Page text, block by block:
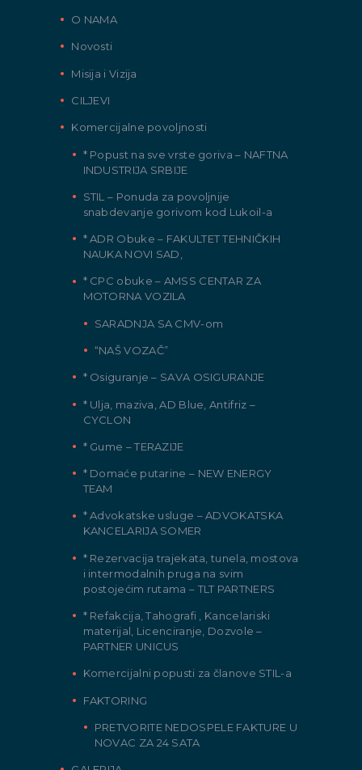
O NAMA
Novosti
Misija i Vizija
CILJEVI
Komercijalne povoljnosti
* Popust na sve vrste goriva – NAFTNA
INDUSTRIJA SRBIJE
STIL – Ponuda za povoljnije
snabdevanje gorivom kod Lukoil-a
* ADR Obuke – FAKULTET TEHNIČKIH
NAUKA NOVI SAD,
* CPC obuke – AMSS CENTAR ZA
MOTORNA VOZILA
SARADNJA SA CMV-om
“NAŠ VOZAČ”
* Osiguranje – SAVA OSIGURANJE
* Ulja, maziva, AD Blue, Antifriz –
CYCLON
* Gume – TERAZIJE
* Domaće putarine – NEW ENERGY
TEAM
* Advokatske usluge – ADVOKATSKA
KANCELARIJA SOMER
* Rezervacija trajekata, tunela, mostova
i intermodalnih pruga na svim
postojećim rutama – TLT PARTNERS
* Refakcija, Tahografi , Kancelariski
materijal, Licenciranje, Dozvole –
PARTNER UNICUS
Komercijalni popusti za članove STIL-a
FAKTORING
PRETVORITE NEDOSPELE FAKTURE U
NOVAC ZA 24 SATA